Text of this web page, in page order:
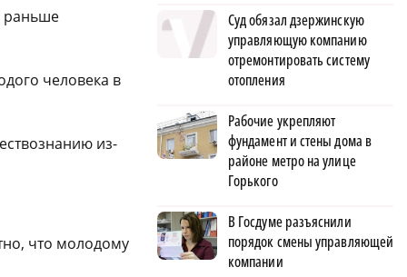
раньше
человека в
из-
что молодому
Суд обязал дзержинскую
управляющую компанию
отремонтировать систему
отопления
Рабочие укрепляют
фундамент и стены дома в
районе метро на улице
Горького
В Госдуме разъяснили
порядок смены управляющей
компании